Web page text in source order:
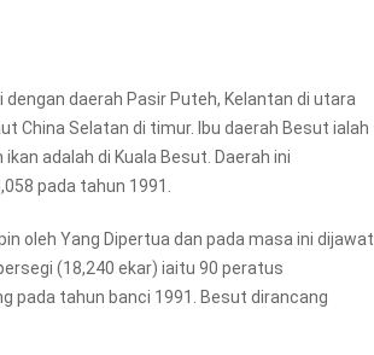
daerah Pasir Puteh, Kelantan di utara
China Selatan di timur. Ibu daerah Besut ialah
adalah di Kuala Besut. Daerah ini
pada tahun 1991.
oleh Yang Dipertua dan pada masa ini dijawat
(18,240 ekar) iaitu 90 peratus
pada tahun banci 1991. Besut dirancang